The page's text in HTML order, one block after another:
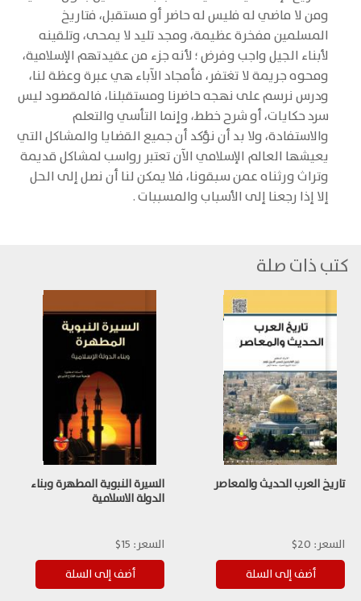
ومن لا ماضي له فليس له حاضر أو مستقبل، فتاريخ
المسلمين مفخرة عظيمة، ومجد تليد لا يمحى، وتلقينه
لأبناء الجيل واجب وفرض ؛ لأنه جزء من عقيدتهم الإسلامية،
ومحوه جريمة لا تغتفر، فأمجاد الآباء هي عبرة وعظة لنا،
ودرس نرسم على نهجه حاضرنا ومستقبلنا، فالمقصود ليس
سرد حكايات، أو شرح خطط، وإنما التأسي والتعلم
والاستفادة، ولا بد أن نؤكد أن جميع القضايا والمشاكل التي
يعيشها العالم الإسلامي الآن تعتبر رواسب لمشاكل قديمة
وتراث ورثناه عمن سبقونا، فلا يمكن لنا أن نصل إلى الحل
إلا إذا رجعنا إلى الأسباب والمسببات .
كتب ذات صلة
تاريخ العرب الحديث والمعاصر
السعر: 20$
السيرة النبوية المطهرة وبناء
الدولة الاسلامية
السعر: 15$